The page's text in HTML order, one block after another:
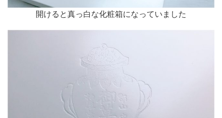
開けると真っ白な化粧箱になっていました